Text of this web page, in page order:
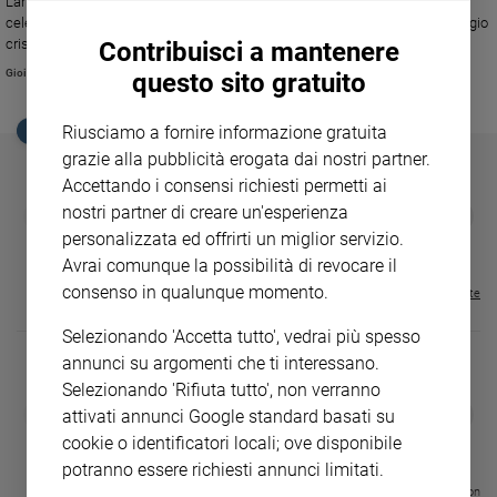
Ambiente
Diritti
Aziende
settimana
Migranti
Diversità
inclusione
Cultura
celebrata in suffragio di un boss: la mafia è incompatibile con il messaggio
cristiano. Ma c'è sempre spazio per la conversione.
Gioia Sgarlata
EDICOLA SAN PAOLO
GBABY
€ 21,90
FAMIGLIA CRISTIANA
€ 104,00
Visualizza tutte le riviste
LE GRANDI BASILICHE ITALIANE
- VOL DA 1 AL 5
€ 64,50
DIARIO G 2026-27
€ 8,90
- € 8,90
Visualizza tutte le collection
Contribuisci a mantenere
questo sito gratuito
Riusciamo a fornire informazione gratuita
grazie alla pubblicità erogata dai nostri partner.
Accettando i consensi richiesti permetti ai
nostri partner di creare un'esperienza
personalizzata ed offrirti un miglior servizio.
Avrai comunque la possibilità di revocare il
consenso in qualunque momento.
Selezionando 'Accetta tutto', vedrai più spesso
annunci su argomenti che ti interessano.
Selezionando 'Rifiuta tutto', non verranno
attivati annunci Google standard basati su
cookie o identificatori locali; ove disponibile
potranno essere richiesti annunci limitati.